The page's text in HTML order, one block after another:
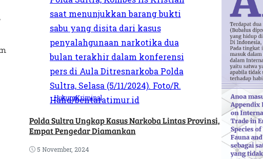
HukumKriminal
Polda Sultra Ungkap Kasus Narkoba Lintas Provinsi,
Empat Pengedar Diamankan
5 November, 2024